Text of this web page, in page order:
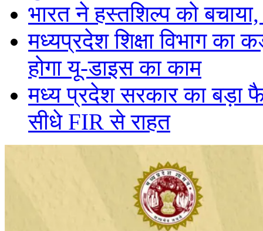
भारत ने हस्तशिल्प को
मध्यप्रदेश शिक्षा विभाग
होगा यू-डाइस का काम
मध्य प्रदेश सरकार का बड़ा
सीधे FIR से राहत